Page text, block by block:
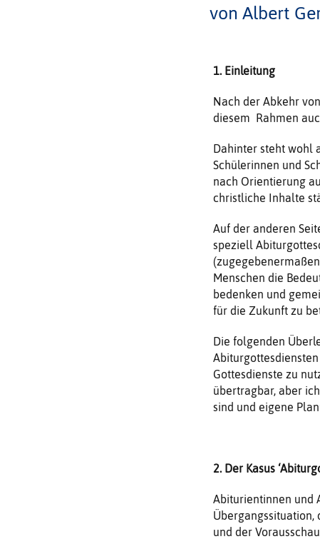
von Albert
1. Einleitung
Nach der Abkehr
diesem Rahmen
Dahinter steht wohl
Schülerinnen und
nach Orientierung
christliche Inhalte
Auf der anderen
speziell
Menschen die
bedenken und
für die Zukunft zu
Die folgenden
Gottesdienste zu
übertragbar, aber
sind und eigene
2. Der Kasus
Abiturientinnen und
Übergangssituation,
und der